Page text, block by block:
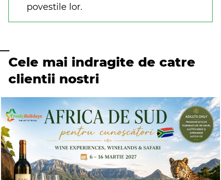
povestile lor.
Cele mai indragite de catre
clientii nostri